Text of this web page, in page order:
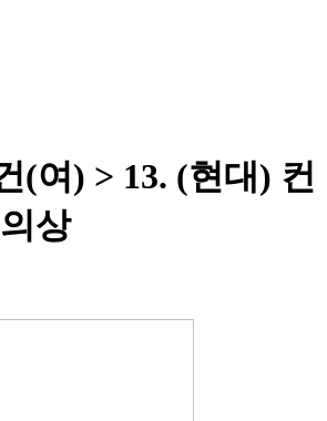
(여) > 13. (현대) 컨
상